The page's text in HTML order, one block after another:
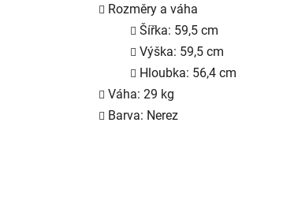
Rozměry a váha
Šířka: 59,5 cm
Výška: 59,5 cm
Hloubka: 56,4 cm
Váha: 29 kg
Barva: Nerez